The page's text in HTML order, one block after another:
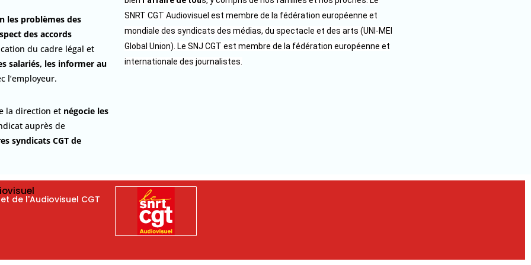
les problèmes des
des accords
du cadre légal et
salariés, les informer au
l’employeur.
la direction et négocie les
auprès de
syndicats CGT de
SNRT CGT Audiovisuel est membre de la fédération européenne et
mondiale des syndicats des médias, du spectacle et des arts (UNI-MEI
Global Union). Le SNJ CGT est membre de la fédération européenne et
internationale des journalistes.
de l'Audiovisuel CGT